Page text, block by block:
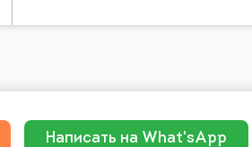
Написать на What'sApp